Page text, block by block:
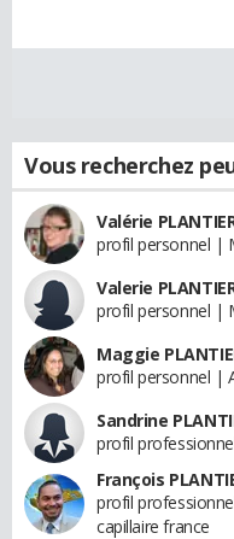
Vous recherchez
Valérie
profil personnel |
Valerie
profil personnel |
Maggie
profil personnel |
Sandrine
profil
François
profil
capillaire france